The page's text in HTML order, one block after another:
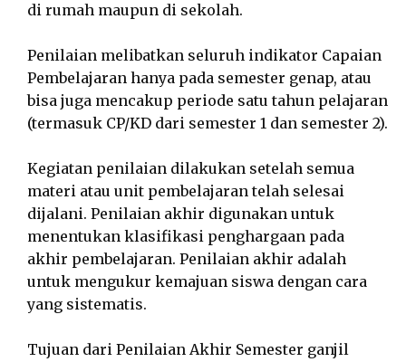
di rumah maupun di sekolah.
Penilaian melibatkan seluruh indikator Capaian
Pembelajaran hanya pada semester genap, atau
bisa juga mencakup periode satu tahun pelajaran
(termasuk CP/KD dari semester 1 dan semester 2).
Kegiatan penilaian dilakukan setelah semua
materi atau unit pembelajaran telah selesai
dijalani. Penilaian akhir digunakan untuk
menentukan klasifikasi penghargaan pada
akhir pembelajaran. Penilaian akhir adalah
untuk mengukur kemajuan siswa dengan cara
yang sistematis.
Tujuan dari Penilaian Akhir Semester ganjil